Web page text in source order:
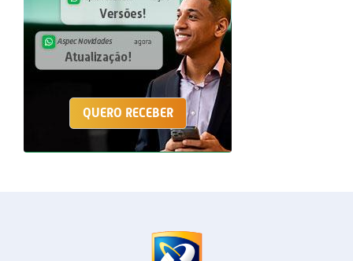
QUERO RECEBER